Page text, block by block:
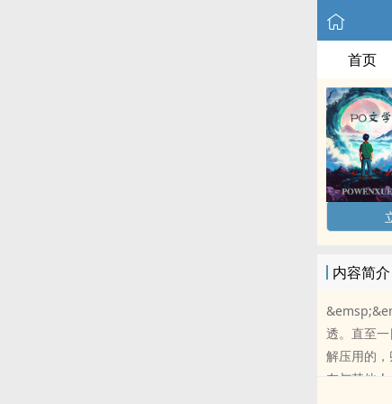
首页
内容简介
透。直至
解压用的
在与其他